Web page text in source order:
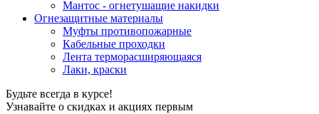
Мантос - огнетушащие накидки
Огнезащитные материалы
Муфты противопожарные
Кабельные проходки
Лента терморасширяющаяся
Лаки, краски
Будьте всегда в курсе!
Узнавайте о скидках и акциях первым